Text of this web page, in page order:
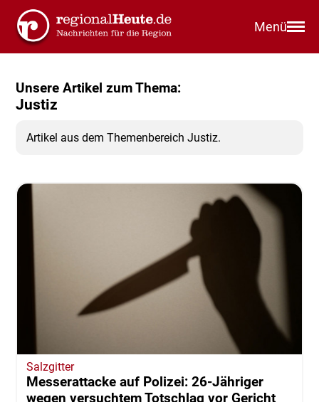
Menü
Unsere Artikel zum Thema:
Justiz
Artikel aus dem Themenbereich Justiz.
Salzgitter
Messerattacke auf Polizei: 26-Jähriger
wegen versuchtem Totschlag vor Gericht